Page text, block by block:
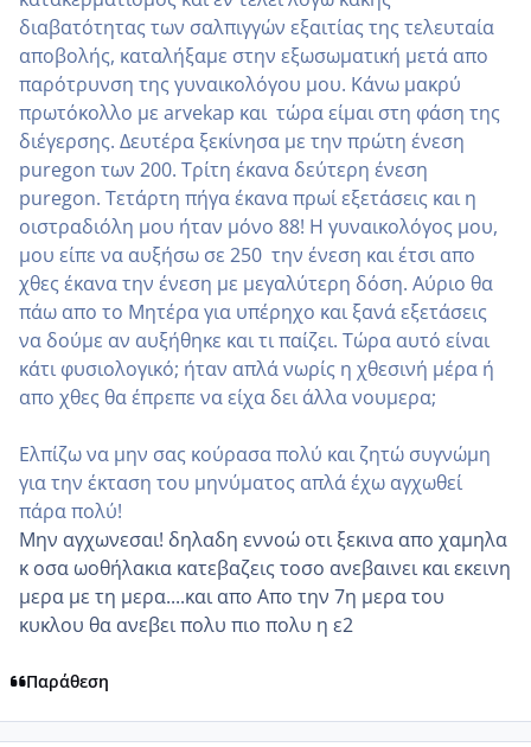
διαβατότητας των σαλπιγγών εξαιτίας της τελευταία
αποβολής, καταλήξαμε στην εξωσωματική μετά απο
παρότρυνση της γυναικολόγου μου. Κάνω μακρύ
πρωτόκολλο με arvekap και τώρα είμαι στη φάση της
διέγερσης. Δευτέρα ξεκίνησα με την πρώτη ένεση
puregon των 200. Τρίτη έκανα δεύτερη ένεση
puregon. Τετάρτη πήγα έκανα πρωί εξετάσεις και η
οιστραδιόλη μου ήταν μόνο 88! Η γυναικολόγος μου,
μου είπε να αυξήσω σε 250 την ένεση και έτσι απο
χθες έκανα την ένεση με μεγαλύτερη δόση. Αύριο θα
πάω απο το Μητέρα για υπέρηχο και ξανά εξετάσεις
να δούμε αν αυξήθηκε και τι παίζει. Τώρα αυτό είναι
κάτι φυσιολογικό; ήταν απλά νωρίς η χθεσινη΄ μέρα ή
απο χθες θα έπρεπε να είχα δει άλλα νουμερα;
Ελπίζω να μην σας κούρασα πολύ και ζητώ συγνώμη
για την έκταση του μηνύματος απλά έχω αγχωθεί
πάρα πολύ!
Μην αγχωνεσαι! δηλαδη εννοώ οτι ξεκινα απο χαμηλα
κ οσα ωοθήλακια κατεβαζεις τοσο ανεβαινει και εκεινη
μερα με τη μερα....και απο Απο την 7η μερα του
κυκλου θα ανεβει πολυ πιο πολυ η ε2
Παράθεση